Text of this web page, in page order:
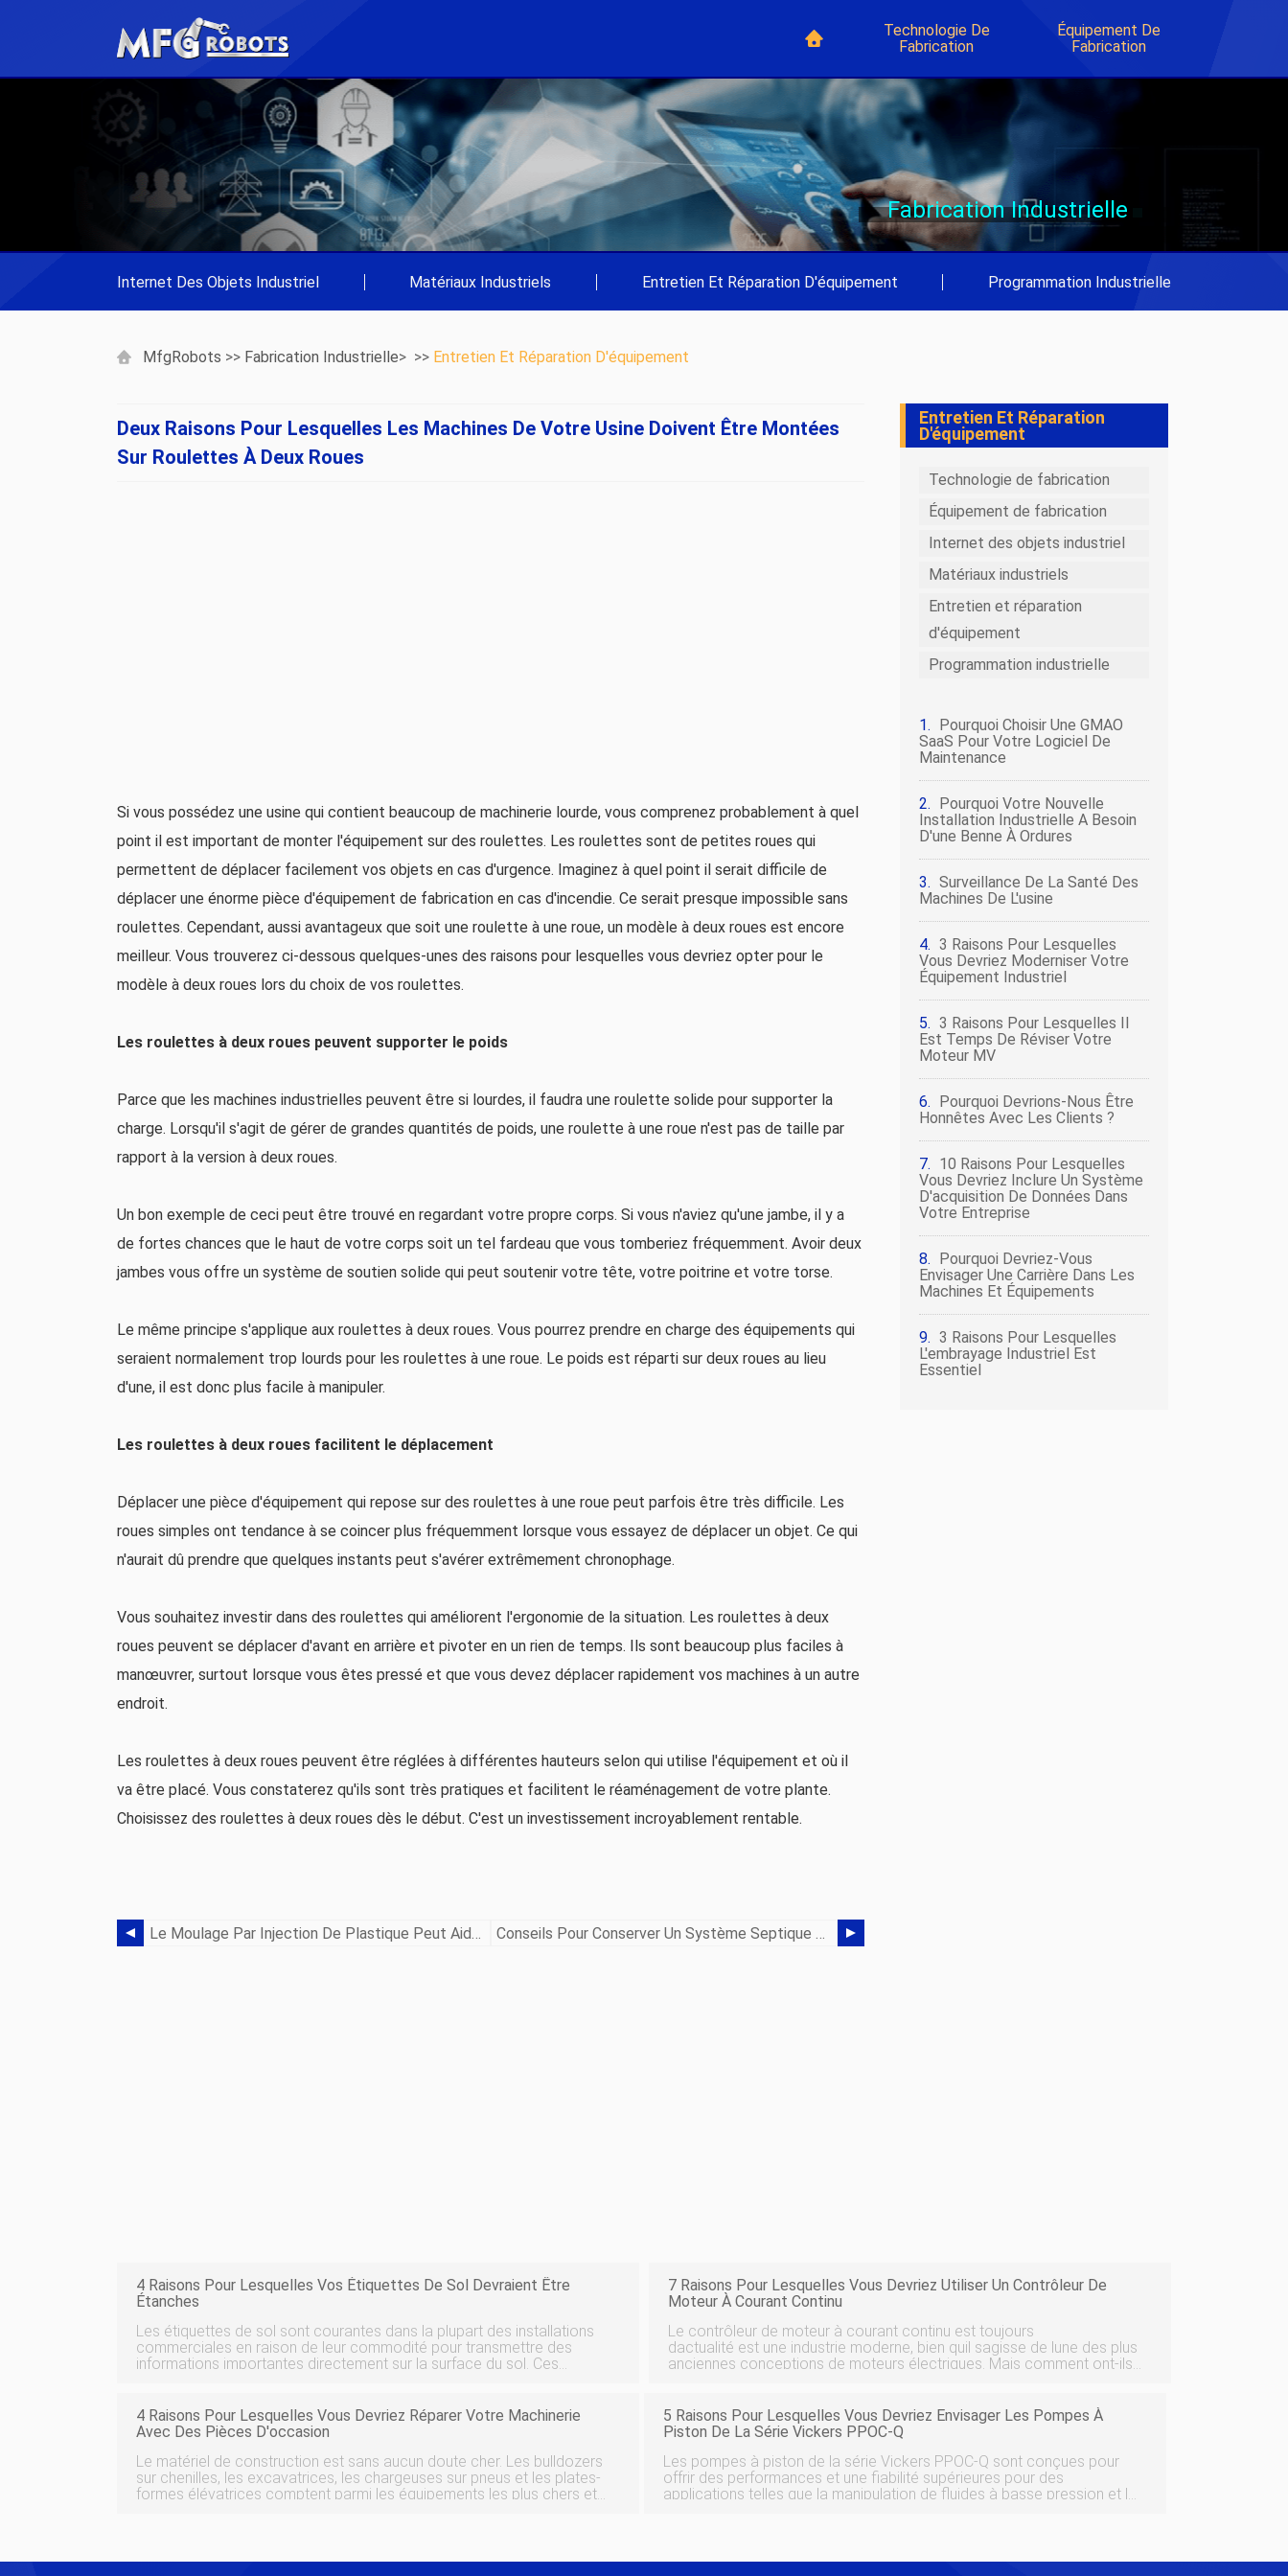
Technologie De
Fabrication
Équipement De
Fabrication
Fabrication Industrielle
Internet Des Objets Industriel Matériaux Industriels Entretien Et Réparation D'équipement Programmation Industrielle
MfgRobots >> Fabrication Industrielle> >> Entretien Et Réparation D'équipement
Deux Raisons Pour Lesquelles Les Machines De Votre Usine Doivent Être Montées
Sur Roulettes À Deux Roues
Si vous possédez une usine qui contient beaucoup de machinerie lourde, vous comprenez probablement à quel
point il est important de monter l'équipement sur des roulettes. Les roulettes sont de petites roues qui
permettent de déplacer facilement vos objets en cas d'urgence. Imaginez à quel point il serait difficile de
déplacer une énorme pièce d'équipement de fabrication en cas d'incendie. Ce serait presque impossible sans
roulettes. Cependant, aussi avantageux que soit une roulette à une roue, un modèle à deux roues est encore
meilleur. Vous trouverez ci-dessous quelques-unes des raisons pour lesquelles vous devriez opter pour le
modèle à deux roues lors du choix de vos roulettes.
Les roulettes à deux roues peuvent supporter le poids
Parce que les machines industrielles peuvent être si lourdes, il faudra une roulette solide pour supporter la
charge. Lorsqu'il s'agit de gérer de grandes quantités de poids, une roulette à une roue n'est pas de taille par
rapport à la version à deux roues.
Un bon exemple de ceci peut être trouvé en regardant votre propre corps. Si vous n'aviez qu'une jambe, il y a
de fortes chances que le haut de votre corps soit un tel fardeau que vous tomberiez fréquemment. Avoir deux
jambes vous offre un système de soutien solide qui peut soutenir votre tête, votre poitrine et votre torse.
Le même principe s'applique aux roulettes à deux roues. Vous pourrez prendre en charge des équipements qui
seraient normalement trop lourds pour les roulettes à une roue. Le poids est réparti sur deux roues au lieu
d'une, il est donc plus facile à manipuler.
Les roulettes à deux roues facilitent le déplacement
Déplacer une pièce d'équipement qui repose sur des roulettes à une roue peut parfois être très difficile. Les
roues simples ont tendance à se coincer plus fréquemment lorsque vous essayez de déplacer un objet. Ce qui
n'aurait dû prendre que quelques instants peut s'avérer extrêmement chronophage.
Vous souhaitez investir dans des roulettes qui améliorent l'ergonomie de la situation. Les roulettes à deux
roues peuvent se déplacer d'avant en arrière et pivoter en un rien de temps. Ils sont beaucoup plus faciles à
manœuvrer, surtout lorsque vous êtes pressé et que vous devez déplacer rapidement vos machines à un autre
endroit.
Les roulettes à deux roues peuvent être réglées à différentes hauteurs selon qui utilise l'équipement et où il
va être placé. Vous constaterez qu'ils sont très pratiques et facilitent le réaménagement de votre plante.
Choisissez des roulettes à deux roues dès le début. C'est un investissement incroyablement rentable.
Le Moulage Par Injection De Plastique Peut Aider Votre Entreprise Conseils Pour Conserver Un Système Septique Efficace Et Bien Entretenu
Entretien Et Réparation
D'équipement
Technologie de fabrication
Équipement de fabrication
Internet des objets industriel
Matériaux industriels
Entretien et réparation
d'équipement
Programmation industrielle
Pourquoi Choisir Une GMAO
SaaS Pour Votre Logiciel De
Maintenance
Pourquoi Votre Nouvelle
Installation Industrielle A Besoin
D'une Benne À Ordures
Surveillance De La Santé Des
Machines De L'usine
3 Raisons Pour Lesquelles
Vous Devriez Moderniser Votre
Équipement Industriel
3 Raisons Pour Lesquelles Il
Est Temps De Réviser Votre
Moteur MV
Pourquoi Devrions-Nous Être
Honnêtes Avec Les Clients ?
10 Raisons Pour Lesquelles
Vous Devriez Inclure Un Système
D'acquisition De Données Dans
Votre Entreprise
Pourquoi Devriez-Vous
Envisager Une Carrière Dans Les
Machines Et Équipements
3 Raisons Pour Lesquelles
L'embrayage Industriel Est
Essentiel
4 Raisons Pour Lesquelles Vos Étiquettes De Sol Devraient Être
Étanches
Les étiquettes de sol sont courantes dans la plupart des installations
commerciales en raison de leur commodité pour transmettre des
informations importantes directement sur la surface du sol. Ces
7 Raisons Pour Lesquelles Vous Devriez Utiliser Un Contrôleur De
Moteur À Courant Continu
Le contrôleur de moteur à courant continu est toujours
dactualité est une industrie moderne, bien quil sagisse de lune des plus
anciennes conceptions de moteurs électriques. Mais comment ont-ils
4 Raisons Pour Lesquelles Vous Devriez Réparer Votre Machinerie
Avec Des Pièces D'occasion
Le matériel de construction est sans aucun doute cher. Les bulldozers
sur chenilles, les excavatrices, les chargeuses sur pneus et les plates-
formes élévatrices comptent parmi les équipements les plus chers et
5 Raisons Pour Lesquelles Vous Devriez Envisager Les Pompes À
Piston De La Série Vickers PPOC-Q
Les pompes à piston de la série Vickers PPOC-Q sont conçues pour
offrir des performances et une fiabilité supérieures pour des
applications telles que la manipulation de fluides à basse pression et le